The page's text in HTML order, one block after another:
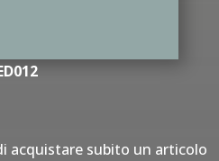
acquistare subito un articolo